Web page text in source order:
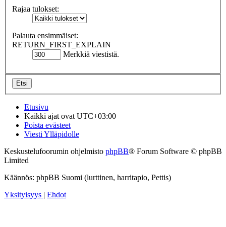
Rajaa tulokset:
Palauta ensimmäiset:
RETURN_FIRST_EXPLAIN
Merkkiä viestistä.
Etusivu
Kaikki ajat ovat UTC+03:00
Poista evästeet
Viesti Ylläpidolle
Keskustelufoorumin ohjelmisto phpBB® Forum Software © phpBB
Limited
Käännös: phpBB Suomi (lurttinen, harritapio, Pettis)
Yksityisyys | Ehdot